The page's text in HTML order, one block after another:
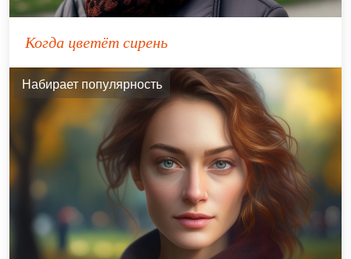
Когда цветёт сирень
Набирает популярность